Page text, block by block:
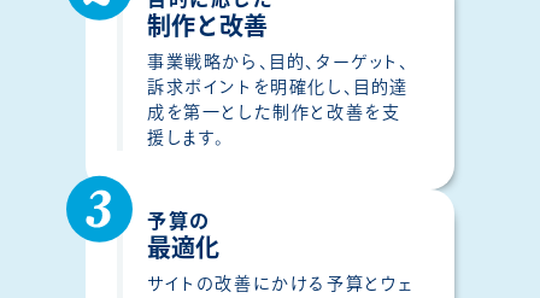
制作と改善
事業戦略から、目的、ターゲット、
訴求ポイントを明確化し、目的達
成を第一とした制作と改善を支
援します。
予算の
最適化
サイトの改善にかける予算とウェ